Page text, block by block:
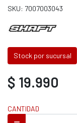
SKU: 7007003043
Stock por sucursal
$ 19.990
CANTIDAD